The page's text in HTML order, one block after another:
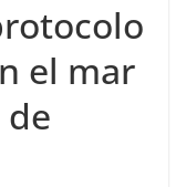
el mar